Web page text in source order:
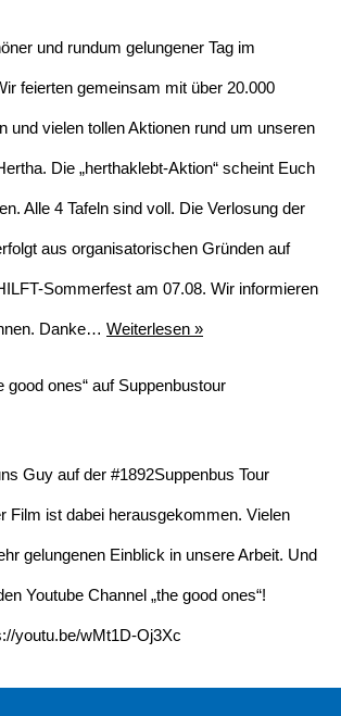
und rundum gelungener Tag im
feierten gemeinsam mit über 20.000
und vielen tollen Aktionen rund um unseren
Die „herthaklebt-Aktion“ scheint Euch
Alle 4 Tafeln sind voll. Die Verlosung der
aus organisatorischen Gründen auf
Sommerfest am 07.08. Wir informieren
Danke… Weiterlesen »
good ones“ auf Suppenbustour
Guy auf der #1892Suppenbus Tour
Film ist dabei herausgekommen. Vielen
gelungenen Einblick in unsere Arbeit. Und
Youtube Channel „the good ones“!
youtu.be/wMt1D-Oj3Xc